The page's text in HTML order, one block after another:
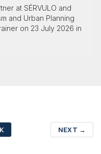
at SÉRVULO and
and Urban Planning
on 23 July 2026 in
NEXT →